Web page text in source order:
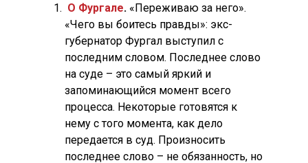
О Фургале. «Переживаю за него».
«Чего вы боитесь правды»: экс-
губернатор Фургал выступил с
последним словом. Последнее слово
на суде – это самый яркий и
запоминающийся момент всего
процесса. Некоторые готовятся к
нему с того момента, как дело
передается в суд. Произносить
последнее слово – не обязанность, но